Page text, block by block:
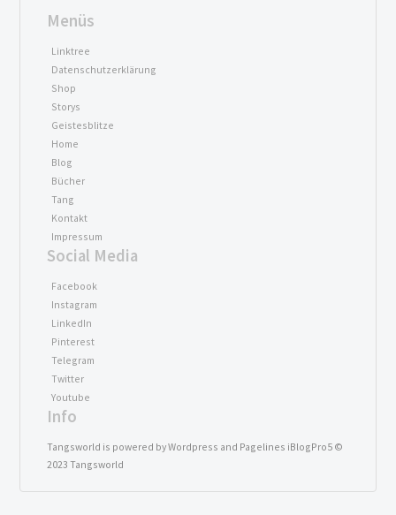
Menüs
Linktree
Datenschutzerklärung
Shop
Storys
Geistesblitze
Home
Blog
Bücher
Tang
Kontakt
Impressum
Social Media
Facebook
Instagram
LinkedIn
Pinterest
Telegram
Twitter
Youtube
Info
Tangsworld is powered by Wordpress and Pagelines iBlogPro5 ©
2023 Tangsworld